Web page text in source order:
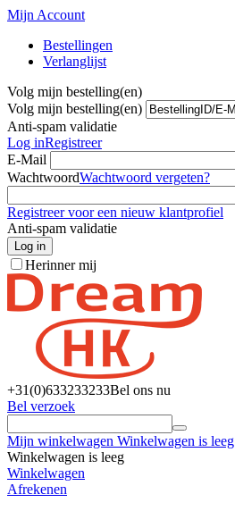
Mijn Account
Bestellingen
Verlanglijst
Volg mijn bestelling(en)
Volg mijn bestelling(en)
Anti-spam validatie
Log inRegistreer
E-Mail
WachtwoordWachtwoord vergeten?
Registreer voor een nieuw klantprofiel
Anti-spam validatie
Log in
Herinner mij
+31(0)633233233Bel ons nu
Bel verzoek
Mijn winkelwagen Winkelwagen is leeg
Winkelwagen is leeg
Winkelwagen
Afrekenen